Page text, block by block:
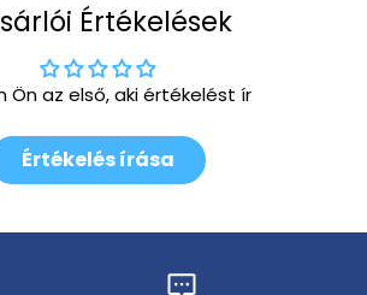
Értékelések
Ön az első, aki értékelést ír
Értékelés írása